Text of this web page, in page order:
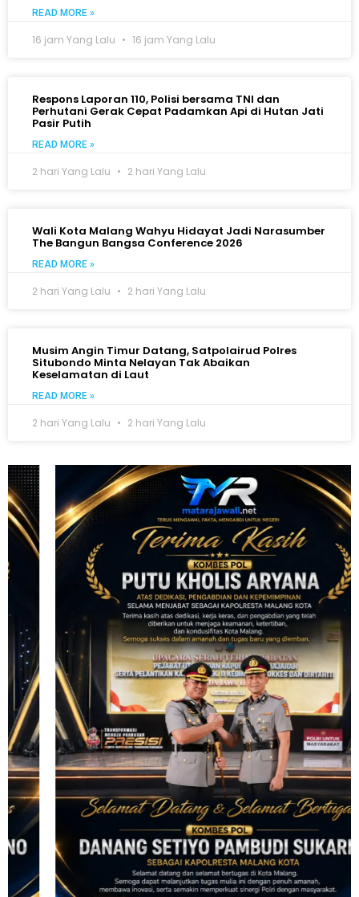
READ MORE »
16 jam Yang Lalu 16 jam Yang Lalu
Respons Laporan 110, Polisi bersama TNI dan
Perhutani Gerak Cepat Padamkan Api di Hutan Jati
Pasir Putih
READ MORE »
2 hari Yang Lalu 2 hari Yang Lalu
Wali Kota Malang Wahyu Hidayat Jadi Narasumber
The Bangun Bangsa Conference 2026
READ MORE »
2 hari Yang Lalu 2 hari Yang Lalu
Musim Angin Timur Datang, Satpolairud Polres
Situbondo Minta Nelayan Tak Abaikan
Keselamatan di Laut
READ MORE »
2 hari Yang Lalu 2 hari Yang Lalu